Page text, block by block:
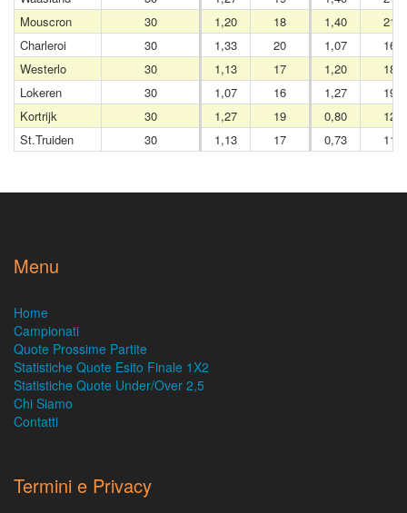
Mouscron
30 1,20 18 1,40
21
Charleroi
30 1,33 20 1,07
16
Westerlo
30 1,13 17 1,20
18
Lokeren
30 1,07 16 1,27
19
Kortrijk
30 1,27 19 0,80
12
St.Truiden
30 1,13 17 0,73 11
Menu
Home
Campionati
Quote Prossime Partite
Statistiche Quote Esito Finale 1X2
Statistiche Quote Under/Over 2,5
Chi Siamo
Contatti
Termini e Privacy